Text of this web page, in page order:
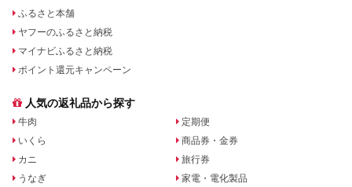
ふるさと本舗
ヤフーのふるさと納税
マイナビふるさと納税
ポイント還元キャンペーン
人気の返礼品から探す
牛肉
いくら
カニ
うなぎ
定期便
商品券・金券
旅行券
家電・電化製品